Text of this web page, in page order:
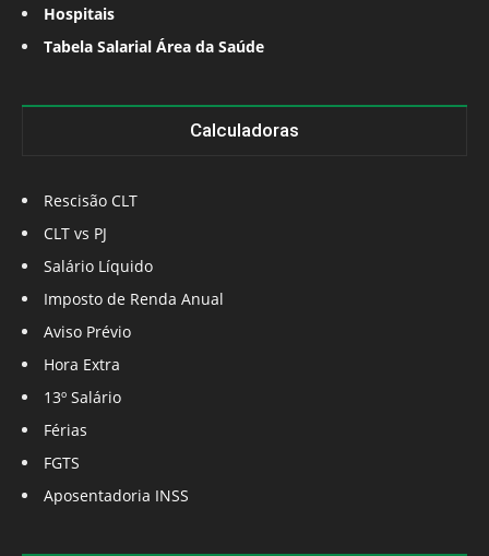
Hospitais
Tabela Salarial Área da Saúde
Calculadoras
Rescisão CLT
CLT vs PJ
Salário Líquido
Imposto de Renda Anual
Aviso Prévio
Hora Extra
13º Salário
Férias
FGTS
Aposentadoria INSS